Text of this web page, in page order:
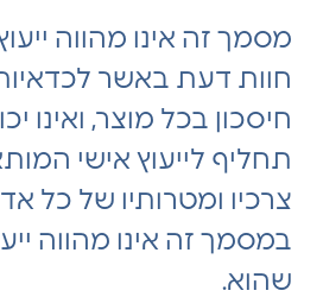
מסמך זה אינו מהווה
חוות דעת באשר
חיסכון בכל מוצר, ואינו
תחליף לייעוץ אישי
צרכיו ומטרותיו של כל
במסמך זה אינו מהווה
שהוא.